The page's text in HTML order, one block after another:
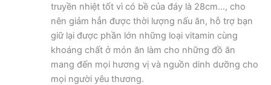
truyền nhiệt tốt vì có bề của đáy là 28cm…, cho
nên giảm hẳn được thời lượng nấu ăn, hỗ trợ bạn
giữ lại được phần lớn những loại vitamin cùng
khoáng chất ở món ăn làm cho những đồ ăn
mang đến mọi hương vị và nguồn dinh dưỡng cho
mọi người yêu thương.